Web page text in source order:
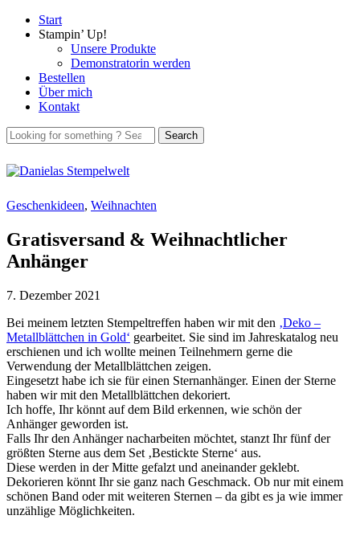
Start
Stampin’ Up!
Unsere Produkte
Demonstratorin werden
Bestellen
Über mich
Kontakt
Geschenkideen, Weihnachten
Gratisversand & Weihnachtlicher
Anhänger
7. Dezember 2021
Bei meinem letzten Stempeltreffen haben wir mit den ‚Deko –
Metallblättchen in Gold‘ gearbeitet. Sie sind im Jahreskatalog neu
erschienen und ich wollte meinen Teilnehmern gerne die
Verwendung der Metallblättchen zeigen.
Eingesetzt habe ich sie für einen Sternanhänger. Einen der Sterne
haben wir mit den Metallblättchen dekoriert.
Ich hoffe, Ihr könnt auf dem Bild erkennen, wie schön der
Anhänger geworden ist.
Falls Ihr den Anhänger nacharbeiten möchtet, stanzt Ihr fünf der
größten Sterne aus dem Set ‚Bestickte Sterne‘ aus.
Diese werden in der Mitte gefalzt und aneinander geklebt.
Dekorieren könnt Ihr sie ganz nach Geschmack. Ob nur mit einem
schönen Band oder mit weiteren Sternen – da gibt es ja wie immer
unzählige Möglichkeiten.